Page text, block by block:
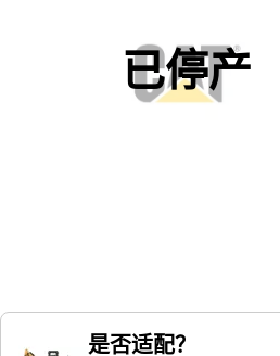
已停产
是否适配？